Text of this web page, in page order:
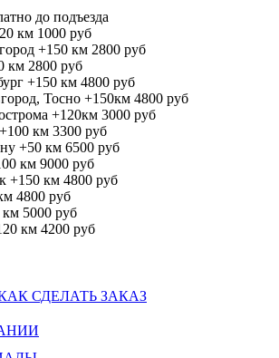
до подъезда
км 1000 руб
+150 км 2800 руб
км 2800 руб
+150 км 4800 руб
Тосно +150км 4800 руб
+120км 3000 руб
км 3300 руб
+50 км 6500 руб
км 9000 руб
+150 км 4800 руб
4800 руб
км 5000 руб
км 4200 руб
СДЕЛАТЬ ЗАКАЗ